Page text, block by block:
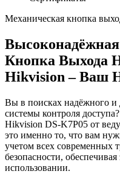
Механическая кнопка
Кнопка Выхода
Hikvision – Ваш
Вы в поисках надёжного и
системы контроля
Hikvision DS-K7P05 от
это именно то, что вам
учетом всех современных
безопасности,
использовании.